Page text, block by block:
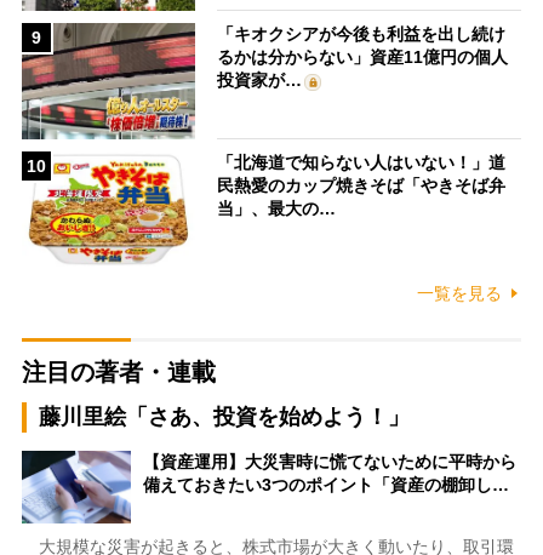
9
「キオクシアが今後も利益を出し続け
るかは分からない」資産11億円の個人
投資家が…
10
「北海道で知らない人はいない！」道
民熱愛のカップ焼きそば「やきそば弁
当」、最大の…
一覧を見る
注目の著者・連載
藤川里絵「さあ、投資を始めよう！」
【資産運用】大災害時に慌てないために平時から
備えておきたい3つのポイント「資産の棚卸し…
大規模な災害が起きると、株式市場が大きく動いたり、取引環